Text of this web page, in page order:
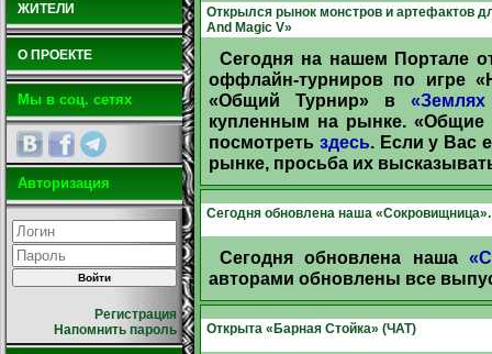
ЖИТЕЛИ
О ПРОЕКТЕ
Мы в соц. сетях
Авторизация
Регистрация
Напомнить пароль
Открылся рынок монстров и артефактов
And Magic V»
Сегодня на нашем Портале
оффлайн-турниров по игре
«Общий Турнир» в
купленным на рынке.
посмотреть здесь. Если у Вас
рынке, просьба их
Сегодня обновлена наша «Сокровищница».
Сегодня обновлена наша
авторами обновлены все
Открыта «Барная Стойка» (ЧАТ)